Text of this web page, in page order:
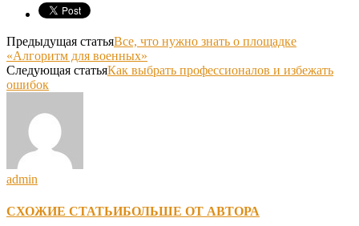
Предыдущая статьяВсе, что нужно знать о площадке
«Алгоритм для военных»
Следующая статьяКак выбрать профессионалов и избежать
ошибок
admin
СХОЖИЕ СТАТЬИБОЛЬШЕ ОТ АВТОРА